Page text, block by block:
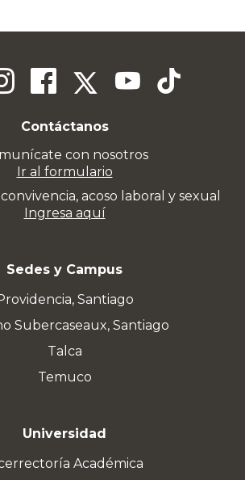
Contáctanos
con nosotros
Ir al formulario
acoso laboral y sexual
Ingresa aquí
Sedes y Campus
Santiago
Subercaseaux, Santiago
Talca
Temuco
Universidad
Académica